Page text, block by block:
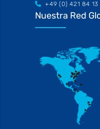
+49 (0) 421 84 13
Nuestra Red